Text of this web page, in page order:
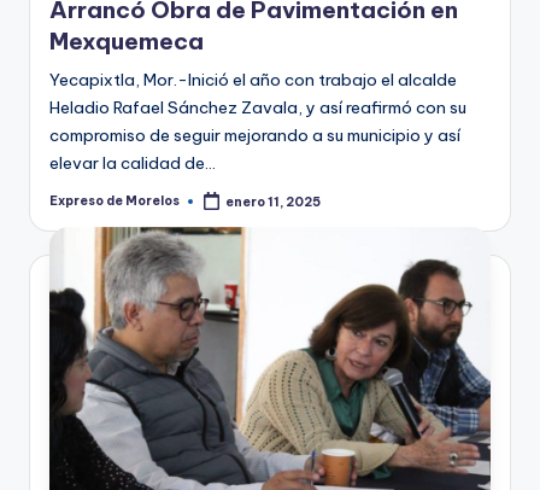
Arrancó Obra de Pavimentación en
Mexquemeca
Yecapixtla, Mor.-Inició el año con trabajo el alcalde
Heladio Rafael Sánchez Zavala, y así reafirmó con su
compromiso de seguir mejorando a su municipio y así
elevar la calidad de…
Publicado
Expreso de Morelos enero 11, 2025